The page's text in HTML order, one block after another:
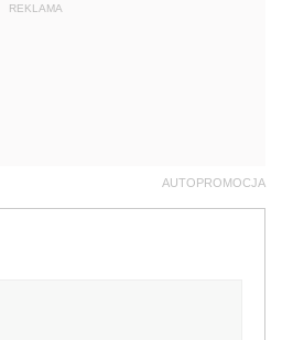
REKLAMA
AUTOPROMOCJA